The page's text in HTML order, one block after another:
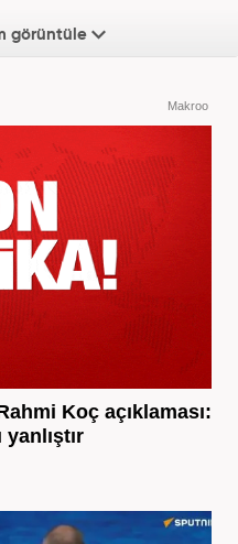
görüntüle
Makroo
Koç açıklaması: